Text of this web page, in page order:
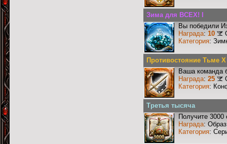
Зима для ВСЕХ! I
Вы победили
Награда: 10
Категория:
Противостояние Тьме X
Ваша команда
Награда: 25
Категория:
Третья тысяча
Получите 3000
Награда: Образ
Категория: